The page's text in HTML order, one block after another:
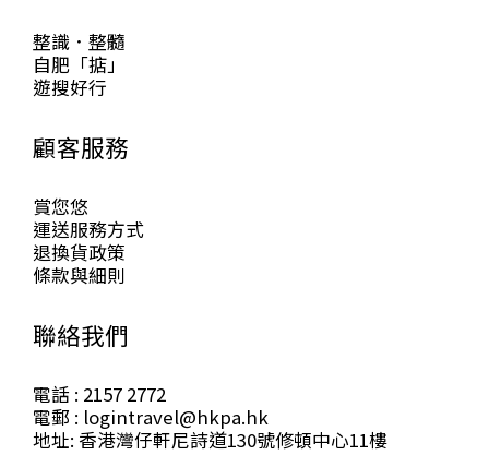
整識．整髓
自肥「掂」
遊搜好行
顧客服務
賞您悠
運送服務方式
退換貨政策
條款與細則
聯絡我們
電話 : 2157 2772
電郵 : logintravel@hkpa.hk
地址: 香港灣仔軒尼詩道130號修頓中心11樓